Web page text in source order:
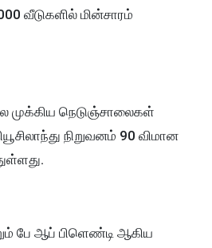
வீடுகளில் மின்சாரம்
நெடுஞ்சாலைகள்
நிறுவனம் 90 விமான
பே ஆப் பிளெண்டி ஆகிய